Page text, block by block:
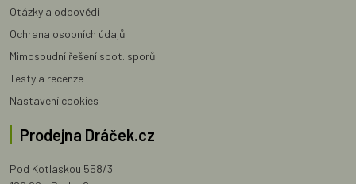
Otázky a odpovědi
Ochrana osobních údajů
Mimosoudní řešení spot. sporů
Testy a recenze
Nastavení cookies
Prodejna Dráček.cz
Pod Kotlaskou 558/3